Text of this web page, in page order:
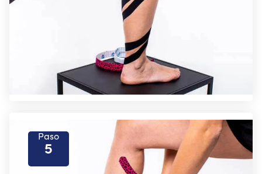
Paso
5